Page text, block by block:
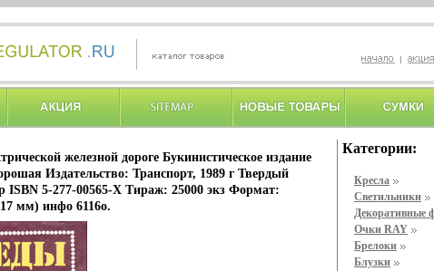
железной дороге Букинистическое издание
Издательство: Транспорт, 1989 г Твердый
ISBN 5-277-00565-X Тираж: 25000 экз Формат:
мм) инфо 6116o.
Категории:
Кресла
Светильники
Декоративные
Очки RAY
Брелоки
Блузки